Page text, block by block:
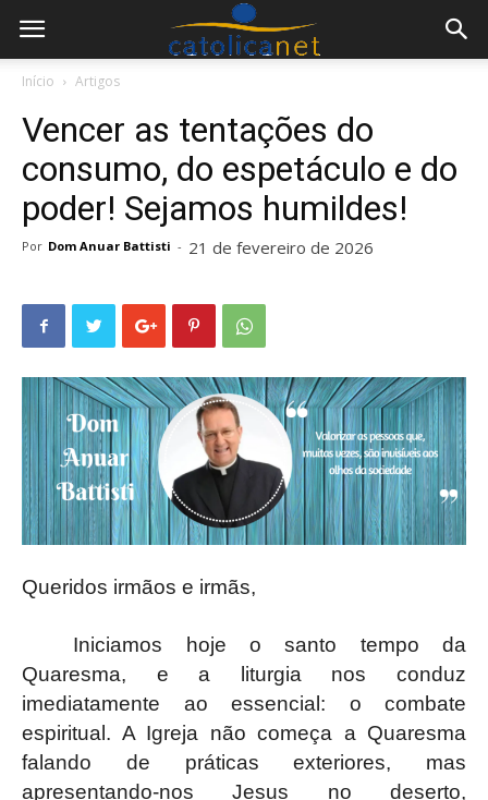
Início Artigos
Vencer as tentações do
consumo, do espetáculo e do
poder! Sejamos humildes!
Por Dom Anuar Battisti - 21 de fevereiro de 2026
Queridos irmãos e irmãs,
Iniciamos hoje o santo tempo da
Quaresma, e a liturgia nos conduz
imediatamente ao essencial: o combate
espiritual. A Igreja não começa a Quaresma
falando de práticas exteriores, mas
apresentando-nos Jesus no deserto,